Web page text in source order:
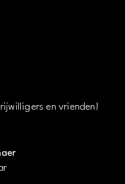
en vrienden!